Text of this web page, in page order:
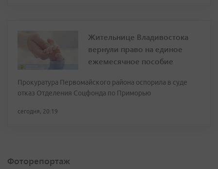
Жительнице Владивостока
вернули право на единое
ежемесячное пособие
Прокуратура Первомайского района оспорила в суде
отказ Отделения Соцфонда по Приморью
сегодня, 20:19
Фоторепортаж